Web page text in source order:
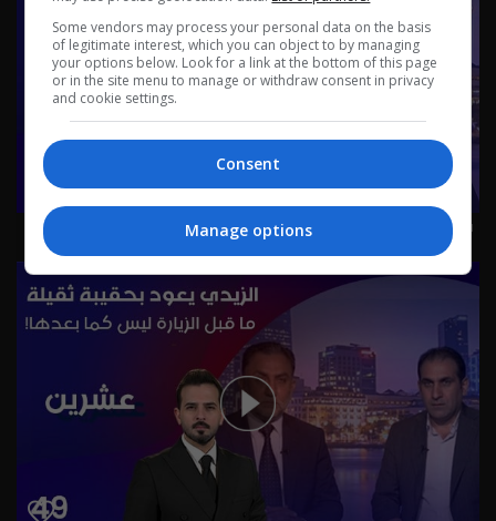
- الحلقة ٥٠ | الموسم 5
Some vendors may process your personal data on the basis
of legitimate interest, which you can object to by managing
your options below. Look for a link at the bottom of this page
or in the site menu to manage or withdraw consent in privacy
and cookie settings.
Consent
Manage options